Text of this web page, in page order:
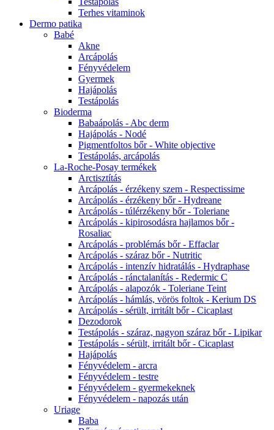
Terhes vitaminok
Dermo patika
Babé
Akne
Arcápolás
Fényvédelem
Gyermek
Hajápolás
Testápolás
Bioderma
Babaápolás - Abc derm
Hajápolás - Nodé
Pigmentfoltos bőr - White objective
Testápolás, arcápolás
La-Roche-Posay termékek
Arctisztítás
Arcápolás - érzékeny szem - Respectissime
Arcápolás - érzékeny bőr - Hydreane
Arcápolás - túlérzékeny bőr - Toleriane
Arcápolás - kipirosodásra hajlamos bőr -
Rosaliac
Arcápolás - problémás bőr - Effaclar
Arcápolás - száraz bőr - Nutritic
Arcápolás - intenzív hidratálás - Hydraphase
Arcápolás - ránctalanítás - Redermic C
Arcápolás - alapozók - Toleriane Teint
Arcápolás - hámlás, vörös foltok - Kerium DS
Arcápolás - sérült, irritált bőr - Cicaplast
Dezodorok
Testápolás - száraz, nagyon száraz bőr - Lipikar
Testápolás - sérült, irritált bőr - Cicaplast
Hajápolás
Fényvédelem - arcra
Fényvédelem - testre
Fényvédelem - gyermekeknek
Fényvédelem - napozás után
Uriage
Baba